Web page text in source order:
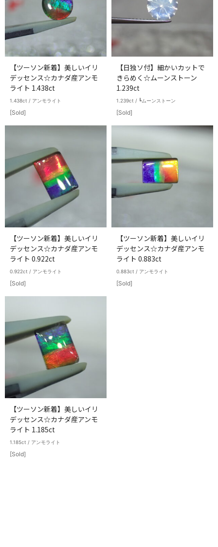
【ツーソン新着】美しいイリ
デッセンス☆カナダ産アンモ
ライト 1.438ct
1.438ct / アンモライト
[Sold]
【日独ソ付】細かいカットで
きらめく☆ムーンストーン
1.239ct
1.239ct / ┗ムーンストーン
[Sold]
【ツーソン新着】美しいイリ
デッセンス☆カナダ産アンモ
ライト 0.922ct
0.922ct / アンモライト
[Sold]
【ツーソン新着】美しいイリ
デッセンス☆カナダ産アンモ
ライト 0.883ct
0.883ct / アンモライト
[Sold]
【ツーソン新着】美しいイリ
デッセンス☆カナダ産アンモ
ライト 1.185ct
1.185ct / アンモライト
[Sold]